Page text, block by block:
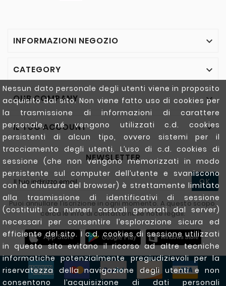
Nessun dato personale degli utenti viene in proposito
acquisito dal sito. Non viene fatto uso di cookies per
la trasmissione di informazioni di carattere
personale, né vengono utilizzati c.d. cookies
persistenti di alcun tipo, ovvero sistemi per il
tracciamento degli utenti. L’uso di c.d. cookies di
sessione (che non vengono memorizzati in modo
persistente sul computer dell’utente e svaniscono
con la chiusura del browser) è strettamente limitato
alla trasmissione di identificativi di sessione
(costituiti da numeri casuali generati dal server)
necessari per consentire l’esplorazione sicura ed
efficiente del sito. I c.d. cookies di sessione utilizzati
in questo sito evitano il ricorso ad altre tecniche
informatiche potenzialmente pregiudizievoli per la
riservatezza della navigazione degli utenti e non
consentono l’acquisizione di dati personali
INFORMAZIONI NEGOZIO 
CATEGORY 
OUR COMPANY 
IL TUO ACCOUNT 
NEWSLETTER
OK
Puoi annullare l'iscrizione in ogni momento. A questo scopo,
cerca le info di contatto nelle note legali.